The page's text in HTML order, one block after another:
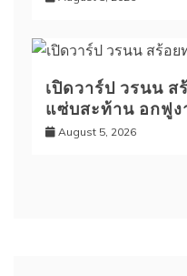
เปิดวาร์ป วรนน
แซ่บสะท้าน อกฟู
August 5, 2026